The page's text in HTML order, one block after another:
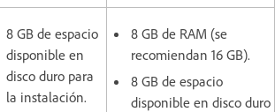
8 GB de espacio
disponible en
disco duro para
la instalación.
8 GB de RAM (se
recomiendan 16 GB).
8 GB de espacio
disponible en disco duro